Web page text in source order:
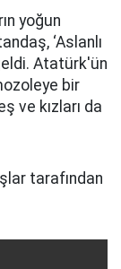
yoğun
‘Aslanlı
Atatürk'ün
bir
ve kızları da
tarafından